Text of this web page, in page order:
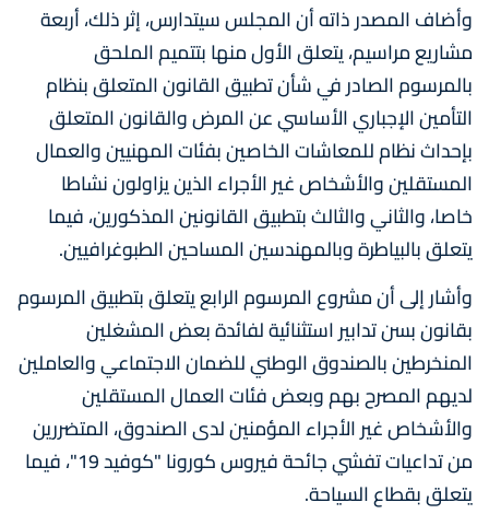
وأضاف المصدر ذاته أن المجلس سيتدارس، إثر ذلك، أربعة
مشاريع مراسيم، يتعلق الأول منها بتتميم الملحق
بالمرسوم الصادر في شأن تطبيق القانون المتعلق بنظام
التأمين الإجباري الأساسي عن المرض والقانون المتعلق
بإحداث نظام للمعاشات الخاصين بفئات المهنيين والعمال
المستقلين والأشخاص غير الأجراء الذين يزاولون نشاطا
خاصا، والثاني والثالث بتطبيق القانونين المذكورين، فيما
يتعلق بالبياطرة وبالمهندسين المساحين الطبوغرافيين.
وأشار إلى أن مشروع المرسوم الرابع يتعلق بتطبيق المرسوم
بقانون بسن تدابير استثنائية لفائدة بعض المشغلين
المنخرطين بالصندوق الوطني للضمان الاجتماعي والعاملين
لديهم المصرح بهم وبعض فئات العمال المستقلين
والأشخاص غير الأجراء المؤمنين لدى الصندوق، المتضررين
من تداعيات تفشي جائحة فيروس كورونا "كوفيد 19"، فيما
يتعلق بقطاع السياحة.